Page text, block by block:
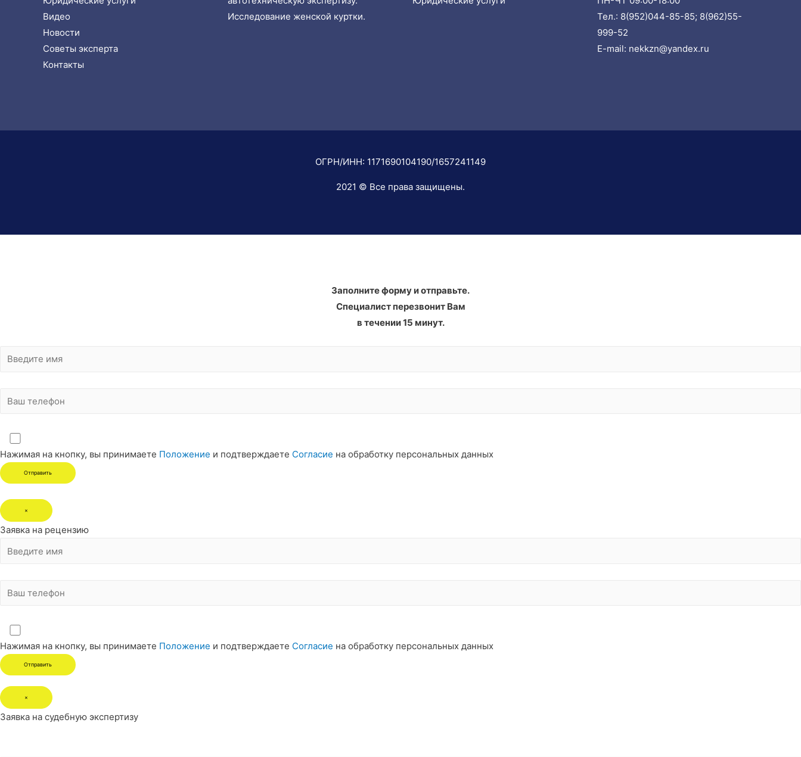
Видео
Новости
Советы эксперта
Контакты
Исследование женской куртки.
Тел.: 8(952)044-85-85; 8(962)55-
999-52
E-mail: nekkzn@yandex.ru
ОГРН/ИНН: 1171690104190/1657241149
2021 © Все права защищены.
Заполните форму и отправьте.
Специалист перезвонит Вам
в течении 15 минут.
Нажимая на кнопку, вы принимаете Положение и подтверждаете Согласие на обработку персональных данных
×
Заявка на рецензию
Нажимая на кнопку, вы принимаете Положение и подтверждаете Согласие на обработку персональных данных
×
Заявка на судебную экспертизу